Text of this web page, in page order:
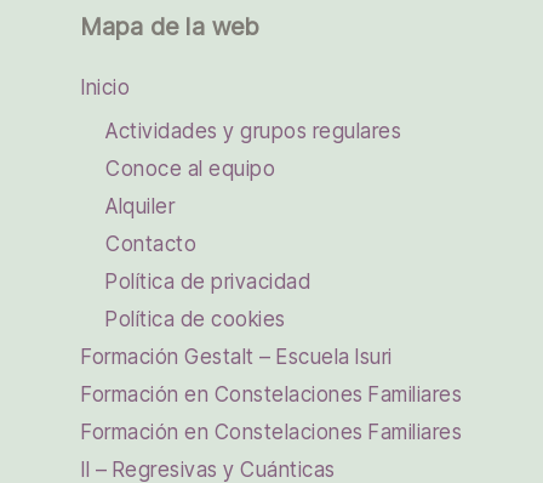
Mapa de la web
Inicio
Actividades y grupos regulares
Conoce al equipo
Alquiler
Contacto
Política de privacidad
Política de cookies
Formación Gestalt – Escuela Isuri
Formación en Constelaciones Familiares
Formación en Constelaciones Familiares
II – Regresivas y Cuánticas